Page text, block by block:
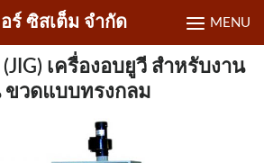
ร์ ซิสเต็ม จำกัด MENU
(JIG) เครื่องอบยูวี สำหรับงาน
วดแบบทรงกลม